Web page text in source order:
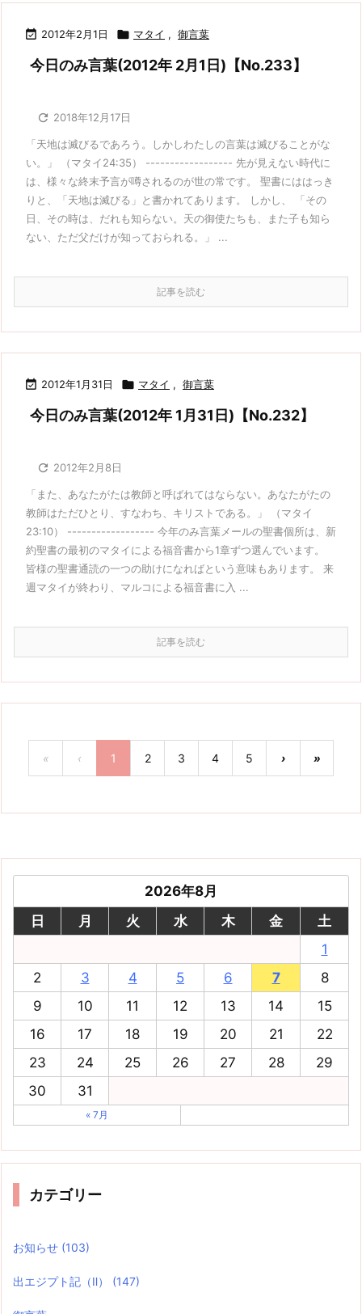
 2012年2月1日  マタイ , 御言葉
今日のみ言葉(2012年 2月1日)【No.233】
 2018年12月17日
「天地は滅びるであろう。しかしわたしの言葉は滅びることがな
い。」 （マタイ24:35） ------------------ 先が見えない時代に
は、様々な終末予言が噂されるのが世の常です。 聖書にははっき
りと、「天地は滅びる」と書かれてあります。 しかし、 「その
日、その時は、だれも知らない。天の御使たちも、また子も知ら
ない、ただ父だけが知っておられる。」 ...
記事を読む
 2012年1月31日  マタイ , 御言葉
今日のみ言葉(2012年 1月31日)【No.232】
 2012年2月8日
「また、あなたがたは教師と呼ばれてはならない。あなたがたの
教師はただひとり、すなわち、キリストである。」 （マタイ
23:10） ------------------ 今年のみ言葉メールの聖書個所は、新
約聖書の最初のマタイによる福音書から1章ずつ選んでいます。
皆様の聖書通読の一つの助けになればという意味もあります。 来
週マタイが終わり、マルコによる福音書に入 ...
記事を読む
« ‹ 1 2 3 4 5 › »
2026年8月
日
月 火 水 木 金
土
1
2
3 4 5 6 7
8
9
10 11 12 13 14
15
16
17 18 19 20 21
22
23
24 25 26 27 28
29
30
31
« 7月
カテゴリー
お知らせ (103)
出エジプト記（Ⅱ） (147)